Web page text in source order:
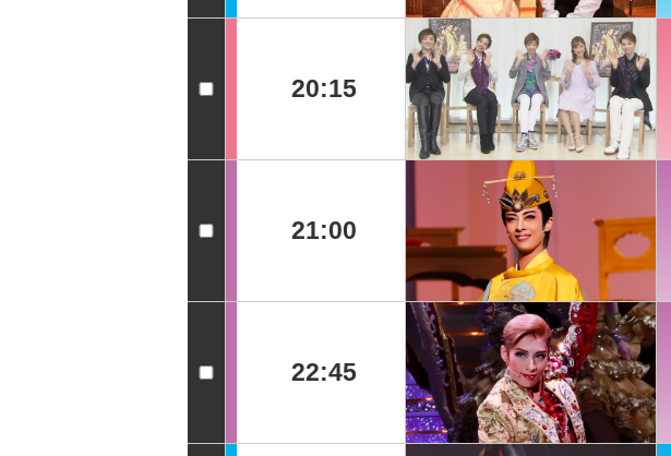
20:15
21:00
22:45